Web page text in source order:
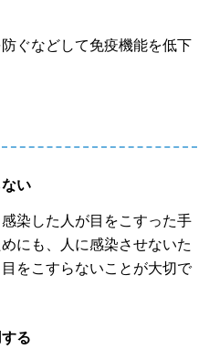
ぐなどして免疫機能を低下
い
染した人が目をこすった手
にも、人に感染させないた
をこすらないことが大切で
る